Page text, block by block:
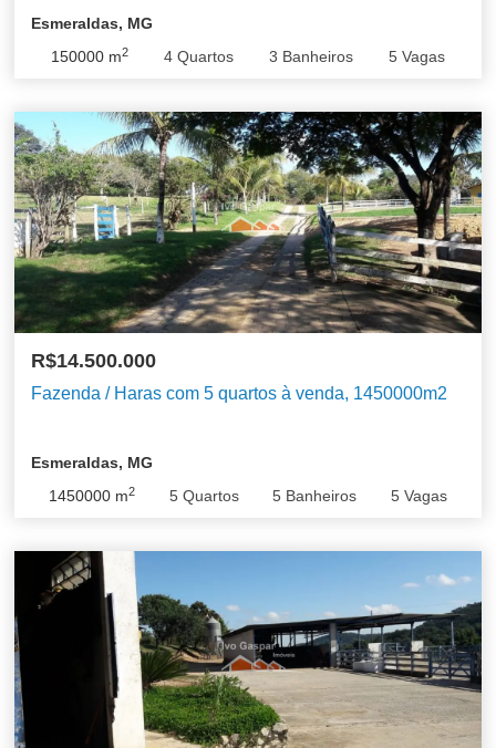
Esmeraldas, MG
150000m2 4Quartos 3 Banheiros 5 Vagas
R$14.500.000
Fazenda / Haras com 5 quartos à venda, 1450000m2
Esmeraldas, MG
1450000 m2 5Quartos 5 Banheiros 5Vagas